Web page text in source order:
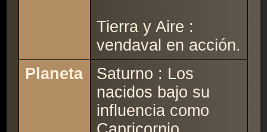
Tierra y Aire :
vendaval en acción.
Planeta
Saturno : Los
nacidos bajo su
influencia como